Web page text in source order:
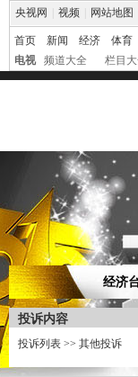
央视网 视频 网站地图
首页 新闻 经济 体育
电视
频道大全 栏目
经济
投诉内容
投诉列表 >> 其他投诉